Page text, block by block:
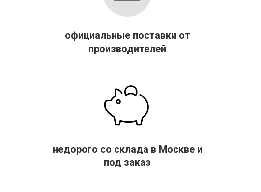
официальные поставки от
производителей
недорого со склада в Москве и
под заказ